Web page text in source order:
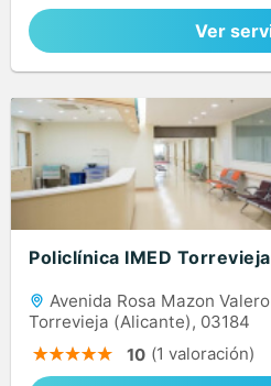
Ver
Policlínica IMED Torrevieja
Avenida Rosa Mazon
Torrevieja (Alicante), 03184
10 (1 valoración)